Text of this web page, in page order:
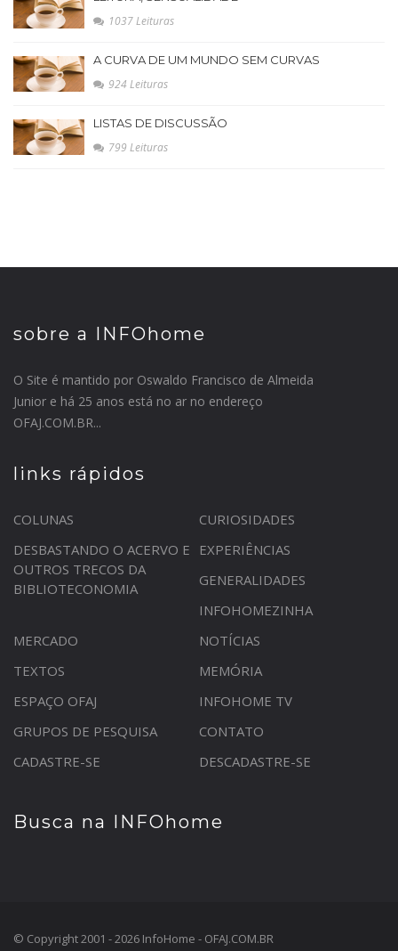
1037 Leituras
A CURVA DE UM MUNDO SEM CURVAS
924 Leituras
LISTAS DE DISCUSSÃO
799 Leituras
sobre a INFOhome
O Site é mantido por Oswaldo Francisco de Almeida
Junior e há 25 anos está no ar no endereço
OFAJ.COM.BR...
links rápidos
COLUNAS
CURIOSIDADES
DESBASTANDO O ACERVO E
OUTROS TRECOS DA
BIBLIOTECONOMIA
EXPERIÊNCIAS
GENERALIDADES
INFOHOMEZINHA
MERCADO
NOTÍCIAS
TEXTOS
MEMÓRIA
ESPAÇO OFAJ
INFOHOME TV
GRUPOS DE PESQUISA
CONTATO
CADASTRE-SE
DESCADASTRE-SE
Busca na INFOhome
© Copyright 2001 - 2026 InfoHome - OFAJ.COM.BR